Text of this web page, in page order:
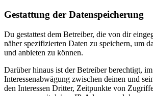
Gestattung der Datenspeicherung
Du gestattest dem Betreiber, die von dir
näher spezifizierten Daten zu speichern, um
und anbieten zu können.
Darüber hinaus ist der Betreiber berechtigt,
Interessenabwägung zwischen deinen und
den Interessen Dritter, Zeitpunkte von